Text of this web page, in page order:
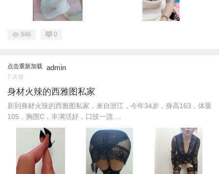
946 0
点击重新加载 admin
7 天前
身材火辣的西雅图私家
新到身材火辣的西雅图私家，来自浙江，今年34岁，身高163，体重
105，胸围C，丰满活好，口技一流 ...